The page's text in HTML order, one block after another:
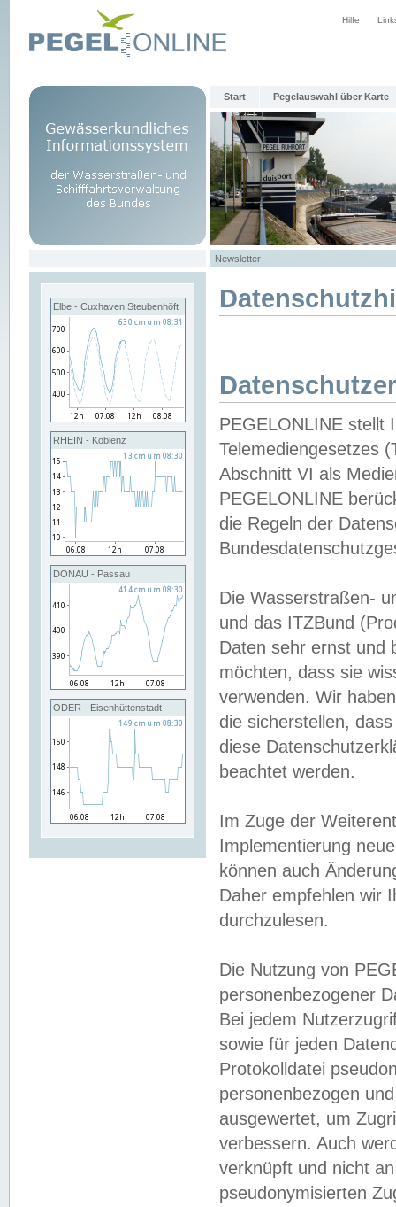
Hilfe
Start Pegelauswahl über Karte
Newsletter
Elbe - Cuxhaven Steubenhöft
RHEIN - Koblenz
DONAU - Passau
ODER - Eisenhüttenstadt
PEGELONLINE stellt
Telemediengesetzes
Abschnitt VI als
PEGELONLINE
die Regeln der
Die Wasserstraßen-
und das ITZBund
Daten sehr ernst und
möchten, dass sie
verwenden. Wir
die sicherstellen,
diese
beachtet werden.
Im Zuge der
Implementierung
können auch
Daher empfehlen wir
durchzulesen.
Die Nutzung von
personenbezogener
Bei jedem
sowie für jeden
Protokolldatei
personenbezogen
ausgewertet, um
verbessern. Auch
verknüpft und nicht
pseudonymisierten